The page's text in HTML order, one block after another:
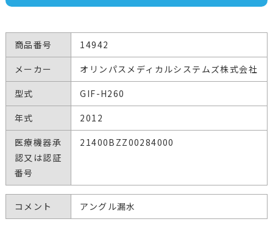
商品番号
14942
メーカー
オリンパスメディカルシステムズ株式会社
型式
GIF-H260
年式
2012
医療機器承
認又は認証
番号
21400BZZ00284000
コメント アングル漏水